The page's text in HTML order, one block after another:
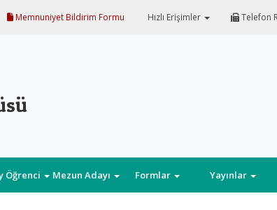
Memnuniyet Bildirim Formu Hızlı Erişimler Telefon
Öğrenci Mezun Adayı Formlar Yayınlar